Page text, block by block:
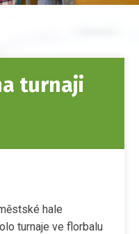
turnaji
hale
turnaje ve florbalu